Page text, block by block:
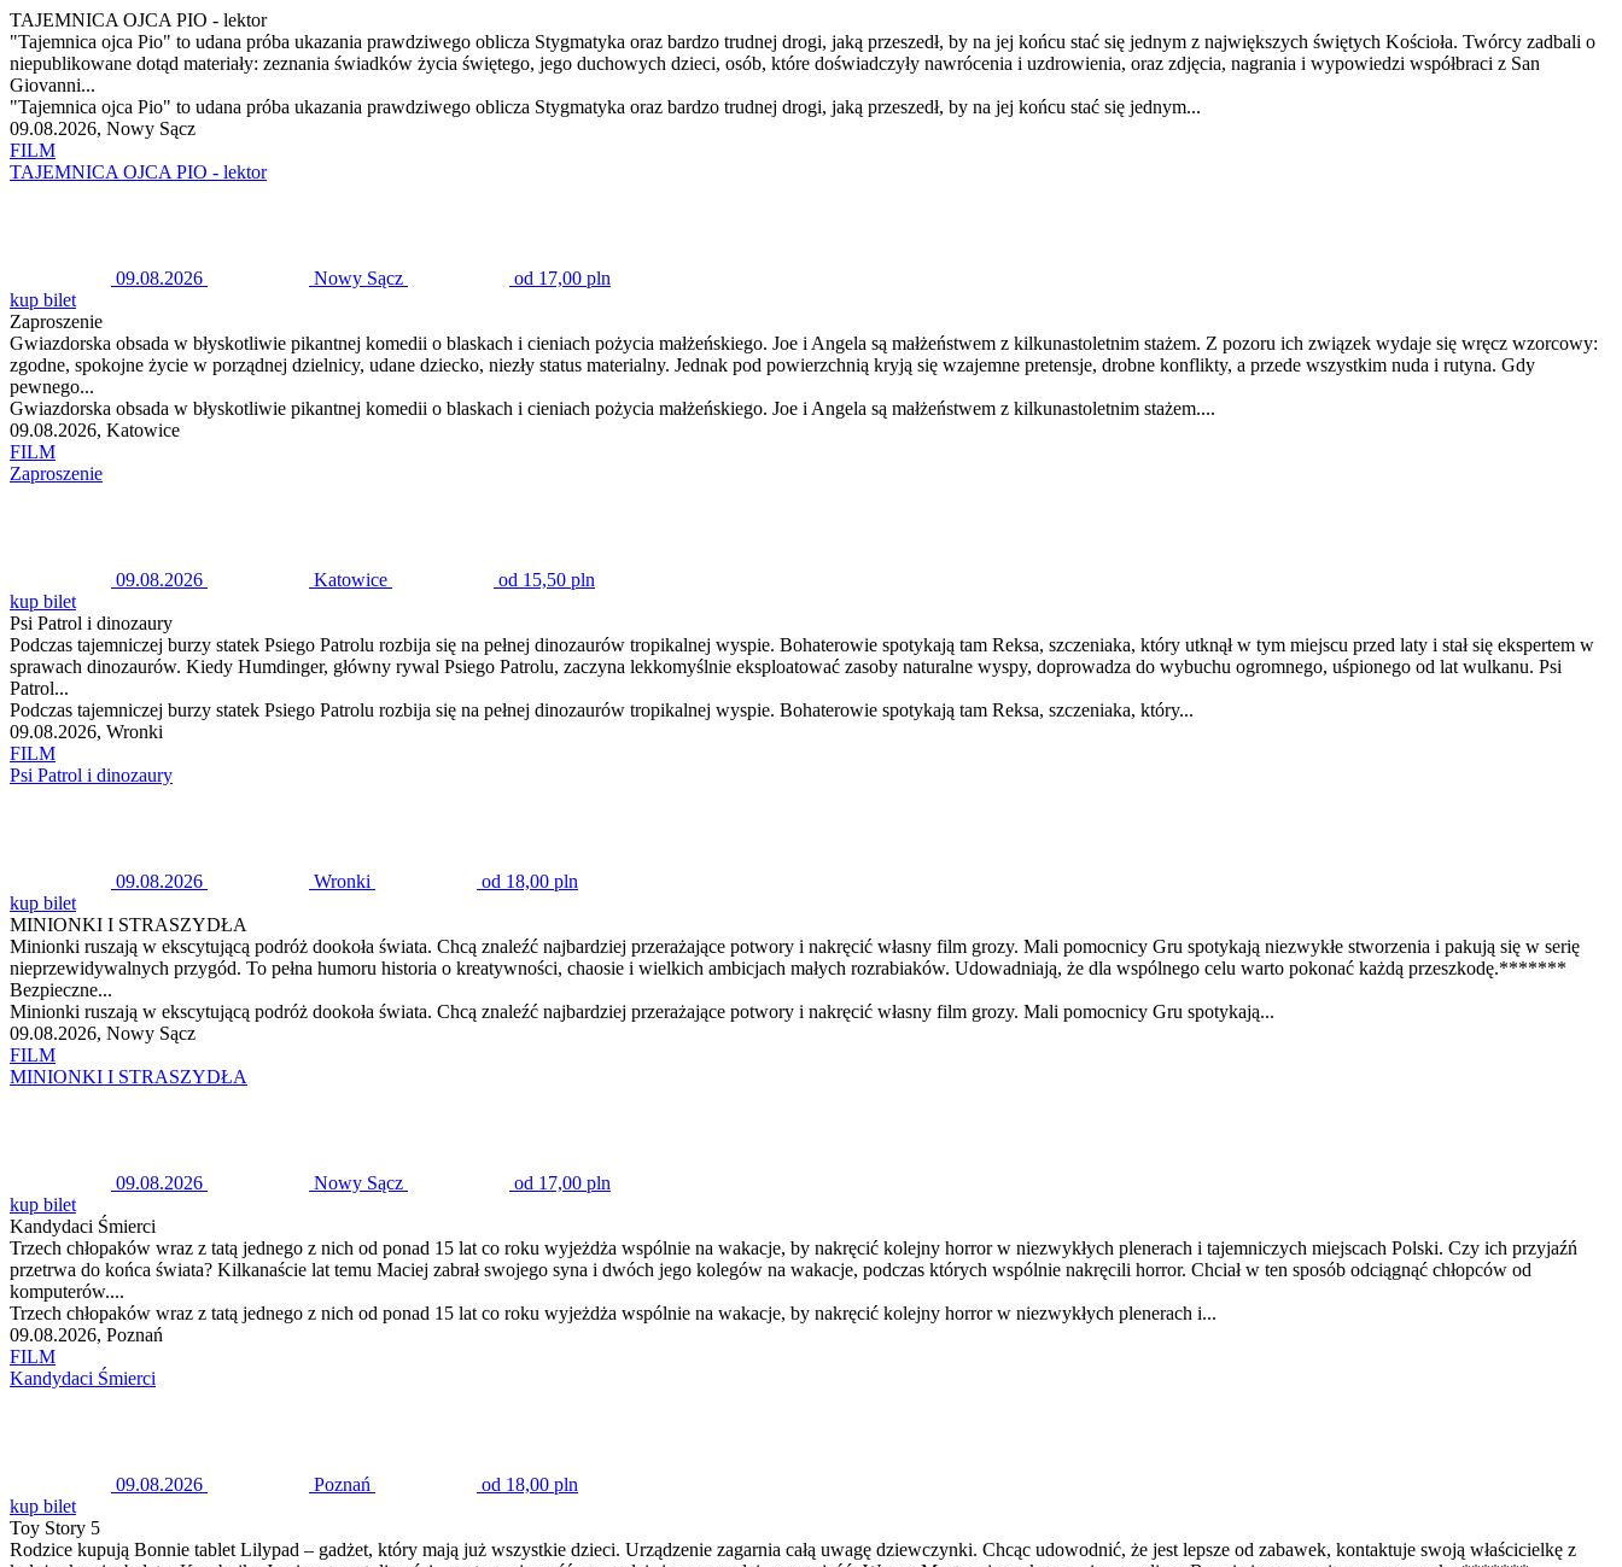
TAJEMNICA OJCA PIO - lektor
"Tajemnica ojca Pio" to udana próba ukazania prawdziwego oblicza Stygmatyka oraz bardzo trudnej drogi, jaką przeszedł, by na jej końcu stać się jednym z największych świętych Kościoła. Twórcy zadbali o
niepublikowane dotąd materiały: zeznania świadków życia świętego, jego duchowych dzieci, osób, które doświadczyły nawrócenia i uzdrowienia, oraz zdjęcia, nagrania i wypowiedzi współbraci z San
Giovanni...
"Tajemnica ojca Pio" to udana próba ukazania prawdziwego oblicza Stygmatyka oraz bardzo trudnej drogi, jaką przeszedł, by na jej końcu stać się jednym...
09.08.2026, Nowy Sącz
FILM
TAJEMNICA OJCA PIO - lektor
09.08.2026 Nowy Sącz
od 17,00 pln
kup bilet
Zaproszenie
Gwiazdorska obsada w błyskotliwie pikantnej komedii o blaskach i cieniach pożycia małżeńskiego. Joe i Angela są małżeństwem z kilkunastoletnim stażem. Z pozoru ich związek wydaje się wręcz wzorcowy:
zgodne, spokojne życie w porządnej dzielnicy, udane dziecko, niezły status materialny. Jednak pod powierzchnią kryją się wzajemne pretensje, drobne konflikty, a przede wszystkim nuda i rutyna. Gdy
pewnego...
Gwiazdorska obsada w błyskotliwie pikantnej komedii o blaskach i cieniach pożycia małżeńskiego. Joe i Angela są małżeństwem z kilkunastoletnim stażem....
09.08.2026, Katowice
FILM
Zaproszenie
09.08.2026 Katowice
od 15,50 pln
kup bilet
Psi Patrol i dinozaury
Podczas tajemniczej burzy statek Psiego Patrolu rozbija się na pełnej dinozaurów tropikalnej wyspie. Bohaterowie spotykają tam Reksa, szczeniaka, który utknął w tym miejscu przed laty i stał się ekspertem w
sprawach dinozaurów. Kiedy Humdinger, główny rywal Psiego Patrolu, zaczyna lekkomyślnie eksploatować zasoby naturalne wyspy, doprowadza do wybuchu ogromnego, uśpionego od lat wulkanu. Psi
Patrol...
Podczas tajemniczej burzy statek Psiego Patrolu rozbija się na pełnej dinozaurów tropikalnej wyspie. Bohaterowie spotykają tam Reksa, szczeniaka, który...
09.08.2026, Wronki
FILM
Psi Patrol i dinozaury
09.08.2026 Wronki
od 18,00 pln
kup bilet
MINIONKI I STRASZYDŁA
Minionki ruszają w ekscytującą podróż dookoła świata. Chcą znaleźć najbardziej przerażające potwory i nakręcić własny film grozy. Mali pomocnicy Gru spotykają niezwykłe stworzenia i pakują się w serię
nieprzewidywalnych przygód. To pełna humoru historia o kreatywności, chaosie i wielkich ambicjach małych rozrabiaków. Udowadniają, że dla wspólnego celu warto pokonać każdą przeszkodę.*******
Bezpieczne...
Minionki ruszają w ekscytującą podróż dookoła świata. Chcą znaleźć najbardziej przerażające potwory i nakręcić własny film grozy. Mali pomocnicy Gru spotykają...
09.08.2026, Nowy Sącz
FILM
MINIONKI I STRASZYDŁA
09.08.2026 Nowy Sącz
od 17,00 pln
kup bilet
Kandydaci Śmierci
Trzech chłopaków wraz z tatą jednego z nich od ponad 15 lat co roku wyjeżdża wspólnie na wakacje, by nakręcić kolejny horror w niezwykłych plenerach i tajemniczych miejscach Polski. Czy ich przyjaźń
przetrwa do końca świata? Kilkanaście lat temu Maciej zabrał swojego syna i dwóch jego kolegów na wakacje, podczas których wspólnie nakręcili horror. Chciał w ten sposób odciągnąć chłopców od
komputerów....
Trzech chłopaków wraz z tatą jednego z nich od ponad 15 lat co roku wyjeżdża wspólnie na wakacje, by nakręcić kolejny horror w niezwykłych plenerach i...
09.08.2026, Poznań
FILM
Kandydaci Śmierci
09.08.2026 Poznań
od 18,00 pln
kup bilet
Toy Story 5
Rodzice kupują Bonnie tablet Lilypad – gadżet, który mają już wszystkie dzieci. Urządzenie zagarnia całą uwagę dziewczynki. Chcąc udowodnić, że jest lepsze od zabawek, kontaktuje swoją właścicielkę z